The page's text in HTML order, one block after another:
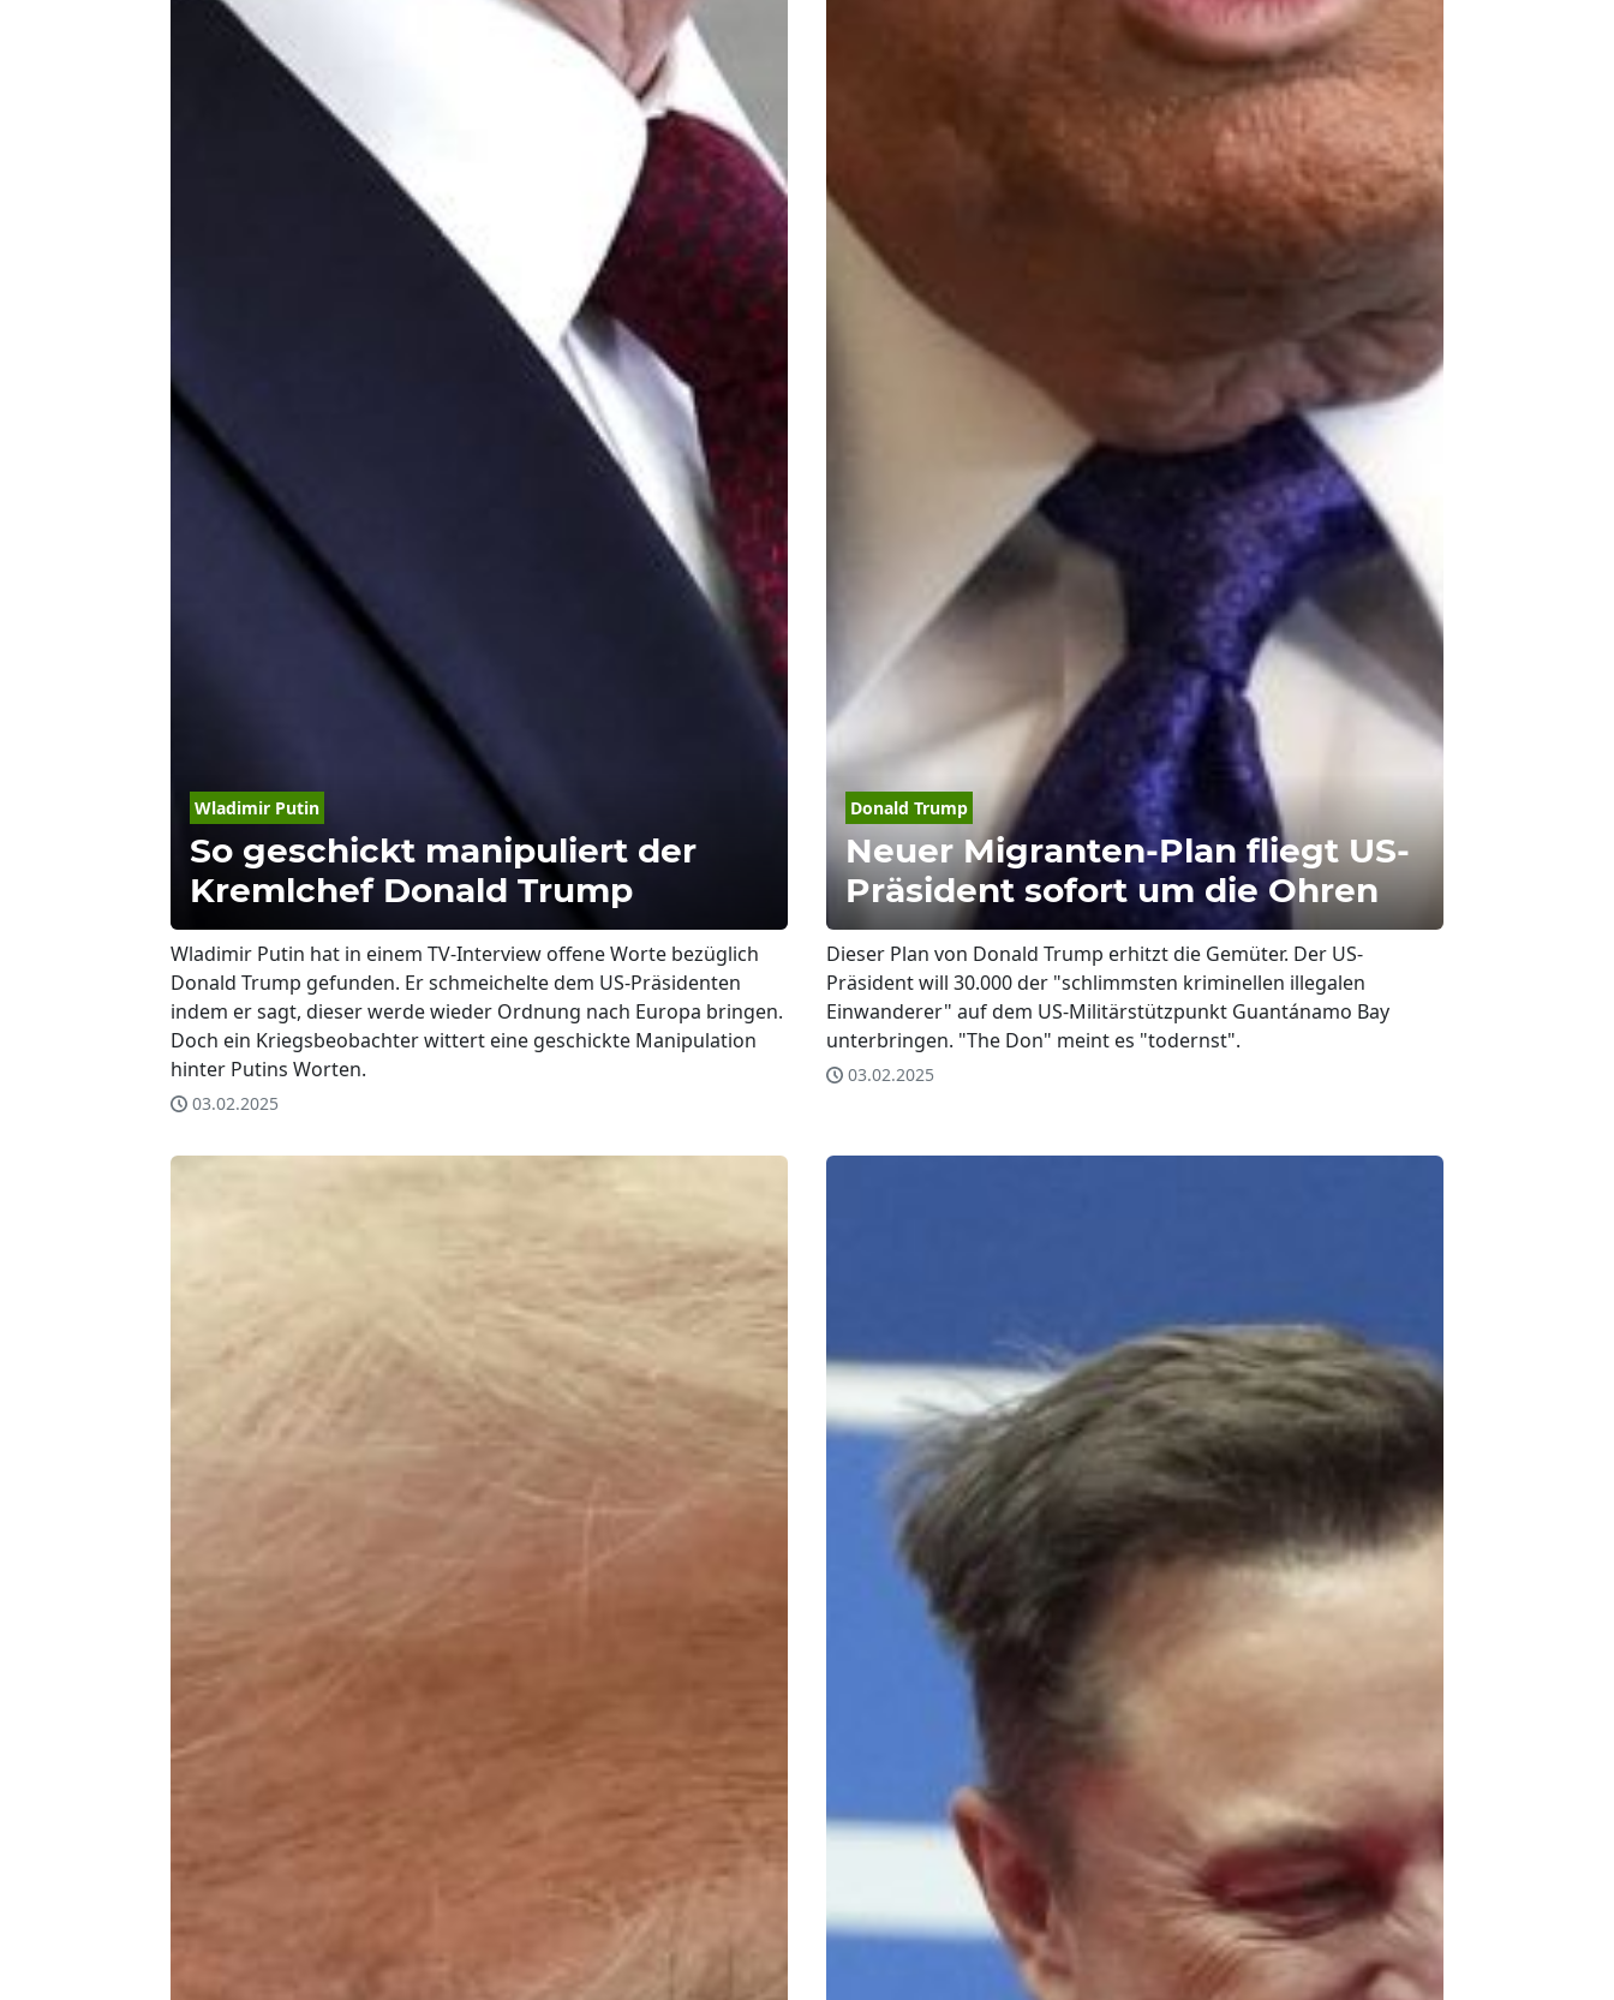
Wladimir Putin
So geschickt manipuliert der
Kremlchef Donald Trump
Wladimir Putin hat in einem TV-Interview offene Worte bezüglich
Donald Trump gefunden. Er schmeichelte dem US-Präsidenten
indem er sagt, dieser werde wieder Ordnung nach Europa bringen.
Doch ein Kriegsbeobachter wittert eine geschickte Manipulation
hinter Putins Worten.
03.02.2025
Donald Trump
Neuer Migranten-Plan fliegt US-
Präsident sofort um die Ohren
Dieser Plan von Donald Trump erhitzt die Gemüter. Der US-
Präsident will 30.000 der "schlimmsten kriminellen illegalen
Einwanderer" auf dem US-Militärstützpunkt Guantánamo Bay
unterbringen. "The Don" meint es "todernst".
03.02.2025